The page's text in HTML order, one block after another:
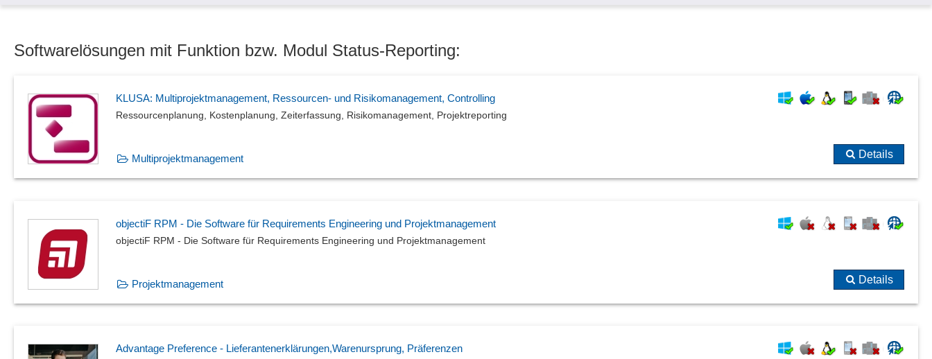
Schließplan
Schnappschussfunktion
Schweißnahtdokumentation
Siegelung von Dokumenten
Spreadsheets
Vorgängen
Technische Dokumentation Telefon-Kostenschätzung
Telefonprotokolle
Ticketbearbeitung
Visualisierung
Softwarelösungen mit Funktion bzw. Modul Status-Reporting:
KLUSA: Multiprojektmanagement, Ressourcen- und Risikomanagement, Controlling
Ressourcenplanung, Kostenplanung, Zeiterfassung, Risikomanagement, Projektreporting
Multiprojektmanagement Details
objectiF RPM - Die Software für Requirements Engineering und Projektmanagement
objectiF RPM - Die Software für Requirements Engineering und Projektmanagement
Projektmanagement Details
Advantage Preference - Lieferantenerklärungen,Warenursprung, Präferenzen